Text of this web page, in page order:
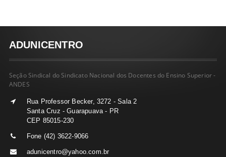
ADUNICENTRO
Seção Sindical do Sindicato Nacional dos Docentes do Ensino Superior -
ANDES
Rua Professor Becker, 3272 - Sala 2
Santa Cruz - Guarapuava - PR
CEP 85015-230
Fone (42) 3622-9066
adunicentro@yahoo.com.br